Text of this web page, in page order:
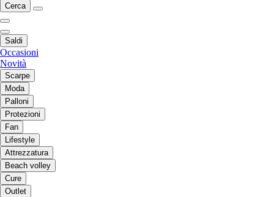
Cerca
Saldi
Occasioni
Novità
Scarpe
Moda
Palloni
Protezioni
Fan
Lifestyle
Attrezzatura
Beach volley
Cure
Outlet